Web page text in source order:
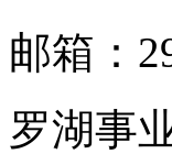
邮箱：
罗湖事